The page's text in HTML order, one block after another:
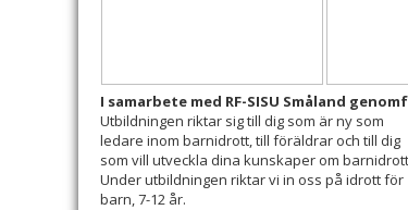
I samarbete med RF-SISU Småland
Utbildningen riktar sig till dig som är ny som
ledare inom barnidrott, till föräldrar och till dig
som vill utveckla dina kunskaper om
Under utbildningen riktar vi in oss på idrott för
barn, 7-12 år.